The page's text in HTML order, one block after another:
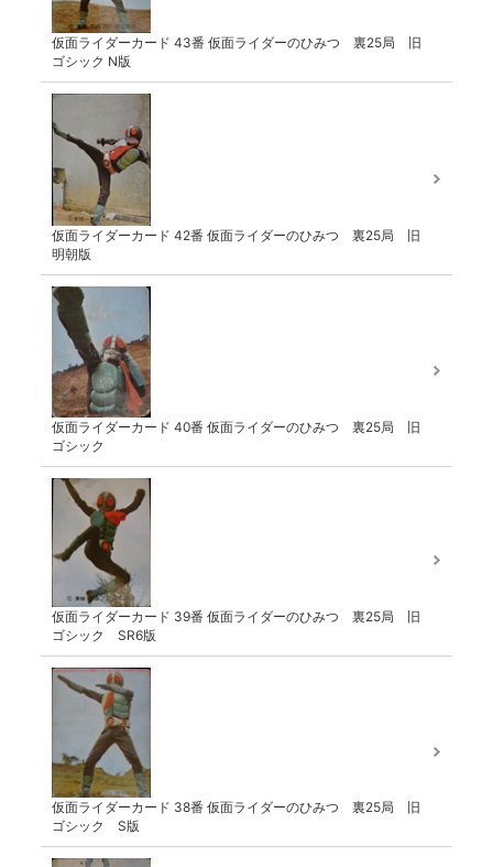
仮面ライダーカード 43番 仮面ライダーのひみつ 裏25局 旧
ゴシック N版
仮面ライダーカード 42番 仮面ライダーのひみつ 裏25局 旧
明朝版
仮面ライダーカード 40番 仮面ライダーのひみつ 裏25局 旧
ゴシック
仮面ライダーカード 39番 仮面ライダーのひみつ 裏25局 旧
ゴシック SR6版
仮面ライダーカード 38番 仮面ライダーのひみつ 裏25局 旧
ゴシック S版